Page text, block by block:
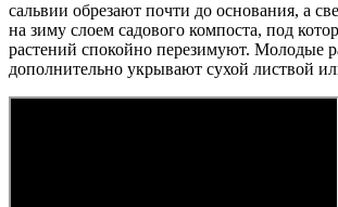
сальвии обрезают почти до основания, а
на зиму слоем садового компоста, под
растений спокойно перезимуют. Молодые
дополнительно укрывают сухой листвой